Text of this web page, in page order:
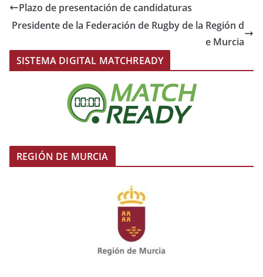
Plazo de presentación de candidaturas
Presidente de la Federación de Rugby de la Región d
e Murcia
SISTEMA DIGITAL MATCHREADY
REGIÓN DE MURCIA